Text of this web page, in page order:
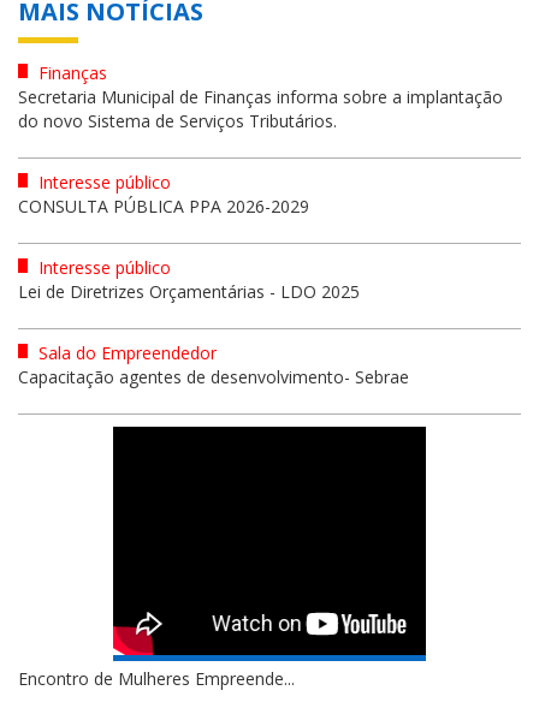
MAIS NOTÍCIAS
Finanças
Secretaria Municipal de Finanças informa sobre a implantação
do novo Sistema de Serviços Tributários.
Interesse público
CONSULTA PÚBLICA PPA 2026-2029
Interesse público
Lei de Diretrizes Orçamentárias - LDO 2025
Sala do Empreendedor
Capacitação agentes de desenvolvimento- Sebrae
Encontro de Mulheres Empreende...